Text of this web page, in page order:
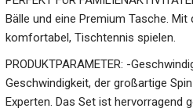
PERFEKT FÜR
bunte Bälle und eine Premium
komfortabel, Tischtennis spielen.
PRODUKTPARAMETER: -
Geschwindigkeit, der großartige